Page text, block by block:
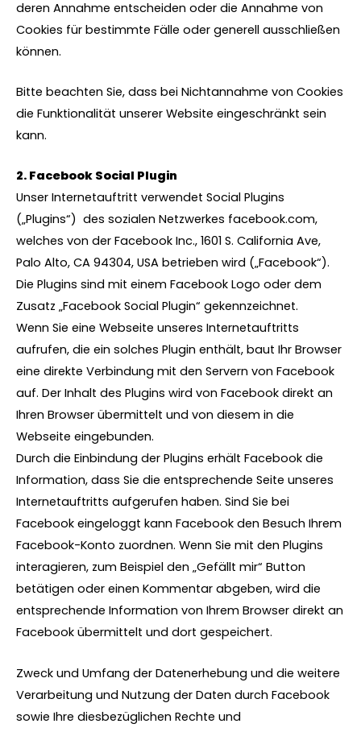
deren Annahme entscheiden oder die Annahme von
Cookies für bestimmte Fälle oder generell ausschließen
können.
Bitte beachten Sie, dass bei Nichtannahme von Cookies
die Funktionalität unserer Website eingeschränkt sein
kann.
2. Facebook Social Plugin
Unser Internetauftritt verwendet Social Plugins
(„Plugins“) des sozialen Netzwerkes facebook.com,
welches von der Facebook Inc., 1601 S. California Ave,
Palo Alto, CA 94304, USA betrieben wird („Facebook“).
Die Plugins sind mit einem Facebook Logo oder dem
Zusatz „Facebook Social Plugin“ gekennzeichnet.
Wenn Sie eine Webseite unseres Internetauftritts
aufrufen, die ein solches Plugin enthält, baut Ihr Browser
eine direkte Verbindung mit den Servern von Facebook
auf. Der Inhalt des Plugins wird von Facebook direkt an
Ihren Browser übermittelt und von diesem in die
Webseite eingebunden.
Durch die Einbindung der Plugins erhält Facebook die
Information, dass Sie die entsprechende Seite unseres
Internetauftritts aufgerufen haben. Sind Sie bei
Facebook eingeloggt kann Facebook den Besuch Ihrem
Facebook-Konto zuordnen. Wenn Sie mit den Plugins
interagieren, zum Beispiel den „Gefällt mir“ Button
betätigen oder einen Kommentar abgeben, wird die
entsprechende Information von Ihrem Browser direkt an
Facebook übermittelt und dort gespeichert.
Zweck und Umfang der Datenerhebung und die weitere
Verarbeitung und Nutzung der Daten durch Facebook
sowie Ihre diesbezüglichen Rechte und